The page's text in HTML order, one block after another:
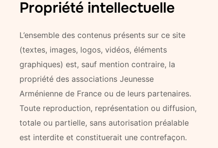
Propriété intellectuelle
L’ensemble des contenus présents sur ce site
(textes, images, logos, vidéos, éléments
graphiques) est, sauf mention contraire, la
propriété des associations Jeunesse
Arménienne de France ou de leurs partenaires.
Toute reproduction, représentation ou diffusion,
totale ou partielle, sans autorisation préalable
est interdite et constituerait une contrefaçon.